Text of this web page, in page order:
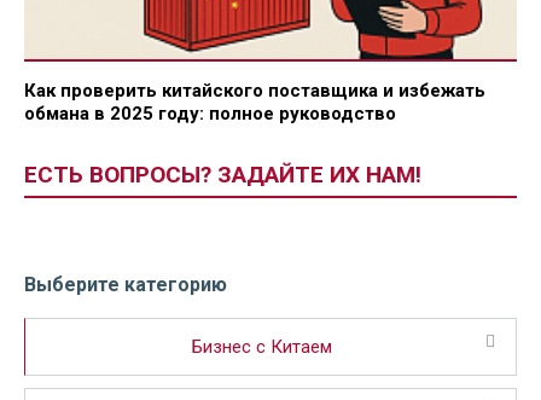
Как проверить китайского поставщика и избежать
обмана в 2025 году: полное руководство
ЕСТЬ ВОПРОСЫ? ЗАДАЙТЕ ИХ НАМ!
Выберите категорию
Бизнес с Китаем